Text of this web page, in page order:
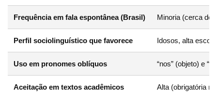
Frequência em fala espontânea (Brasil) Minoria (cerca de
Perfil sociolinguístico que favorece Idosos, alta
Uso em pronomes oblíquos “nos” (objeto) e
Aceitação em textos acadêmicos Alta (obrigatória